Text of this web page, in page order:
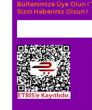
Bültenimize Üye Olun !
Sizin Haberiniz Olsun !